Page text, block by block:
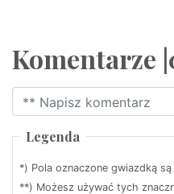
Komentarze
Legenda
*) Pola oznaczone gwiazdką są
**) Możesz używać tych